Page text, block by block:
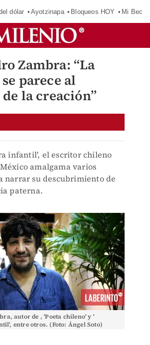
dólar Ayotzinapa Bloqueos HOY Mi Beca
Zambra: “La
parece al
la creación”
infantil', el escritor chileno
amalgama varios
narrar su descubrimiento de
paterna.
autor de , 'Poeta chileno' y '
entre otros. (Foto: Ángel Soto)